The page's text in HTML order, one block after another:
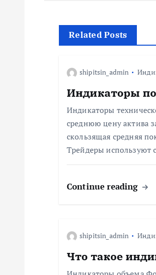
Related Posts
shipitsin_admin
Индикаторы
Индикаторы
среднюю цену актива
скользящая средняя
Трейдеры используют
Continue reading
shipitsin_admin
Что такое